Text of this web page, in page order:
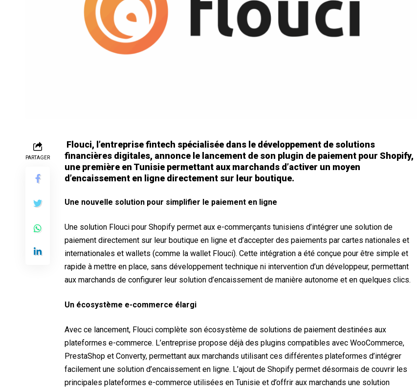
PARTAGER
Flouci, l’entreprise fintech spécialisée dans le développement de solutions
financières digitales, annonce le lancement de son plugin de paiement pour Shopify,
une première en Tunisie permettant aux marchands d’activer un moyen
d’encaissement en ligne directement sur leur boutique.
Une nouvelle solution pour simplifier le paiement en ligne
Une solution Flouci pour Shopify permet aux e-commerçants tunisiens d’intégrer une solution de
paiement directement sur leur boutique en ligne et d’accepter des paiements par cartes nationales et
internationales et wallets (comme la wallet Flouci). Cette intégration a été conçue pour être simple et
rapide à mettre en place, sans développement technique ni intervention d’un développeur, permettant
aux marchands de configurer leur solution d’encaissement de manière autonome et en quelques clics.
Un écosystème e-commerce élargi
Avec ce lancement, Flouci complète son écosystème de solutions de paiement destinées aux
plateformes e-commerce. L’entreprise propose déjà des plugins compatibles avec WooCommerce,
PrestaShop et Converty, permettant aux marchands utilisant ces différentes plateformes d’intégrer
facilement une solution d’encaissement en ligne. L’ajout de Shopify permet désormais de couvrir les
principales plateformes e-commerce utilisées en Tunisie et d’offrir aux marchands une solution